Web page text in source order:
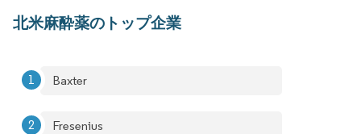
北米麻酔薬のトップ企業
Baxter
Fresenius